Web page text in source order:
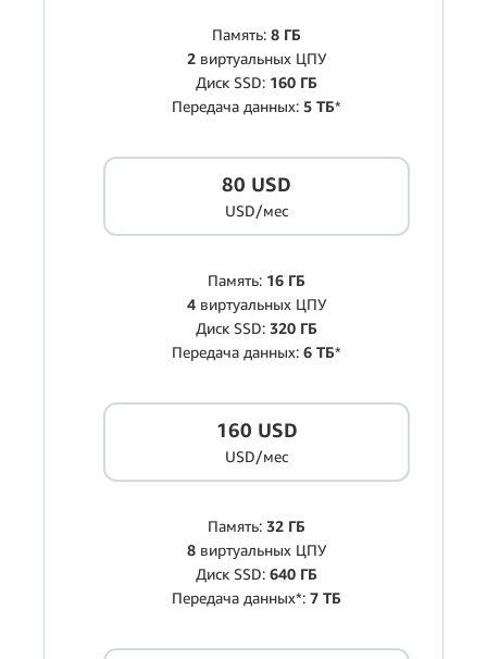
Память: 8 ГБ
2 виртуальных ЦПУ
Диск SSD: 160 ГБ
Передача данных: 5 ТБ*
80 USD
USD/мес
Память: 16 ГБ
4 виртуальных ЦПУ
Диск SSD: 320 ГБ
Передача данных: 6 ТБ*
160 USD
USD/мес
Память: 32 ГБ
8 виртуальных ЦПУ
Диск SSD: 640 ГБ
Передача данных*: 7 ТБ